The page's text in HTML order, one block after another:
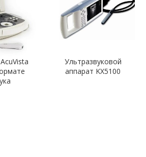
Ультразвуковой
аппарат KX5100